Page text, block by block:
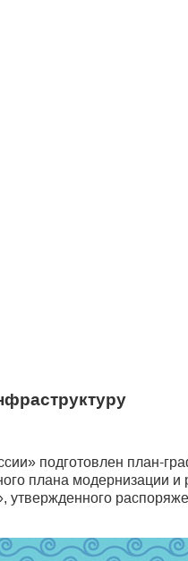
подготовлен план-
плана модернизации
утвержденного